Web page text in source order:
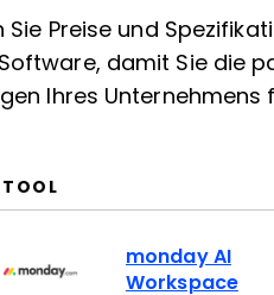
Sie Preise und
damit Sie die
Ihres Unternehmens
TOOL
monday AI
Workspace